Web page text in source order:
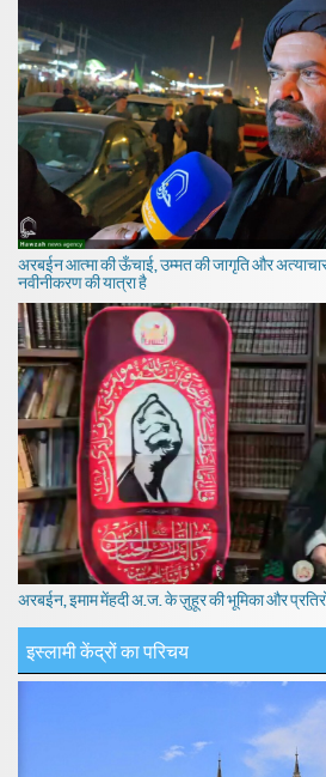
अरबईन आत्मा की ऊँचाई, उम्मत की जागृति और
नवीनीकरण की यात्रा है
अरबईन, इमाम मेंहदी अ.ज. के ज़ुहूर की भूमिका और
इस्लामी केंद्रों का परिचय